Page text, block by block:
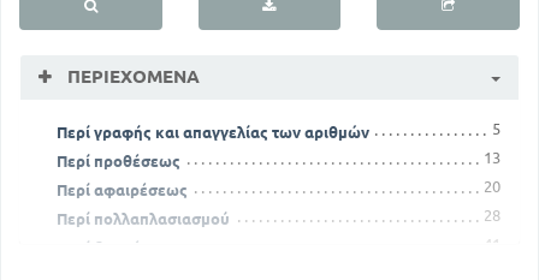
ΠΕΡΙΕΧΌΜΕΝΑ
Περί γραφής και απαγγελίας των αριθμών
5
Περί προθέσεως
13
Περί αφαιρέσεως
20
Περί πολλαπλασιασμού
28
Περί διαιρέσεως
41